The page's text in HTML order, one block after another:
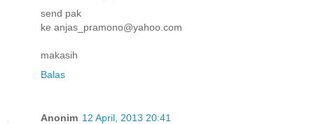
send pak
ke anjas_pramono@yahoo.com
makasih
Balas
Anonim 12 April, 2013 20:41